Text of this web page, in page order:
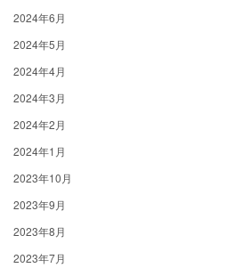
2024年6月
2024年5月
2024年4月
2024年3月
2024年2月
2024年1月
2023年10月
2023年9月
2023年8月
2023年7月